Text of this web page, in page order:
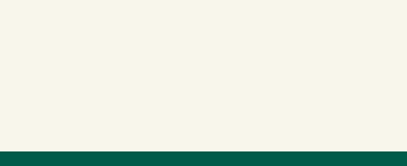
winkeltjes, sportvoorzieningen en